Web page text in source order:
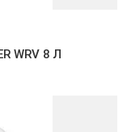
WRV 8 Л